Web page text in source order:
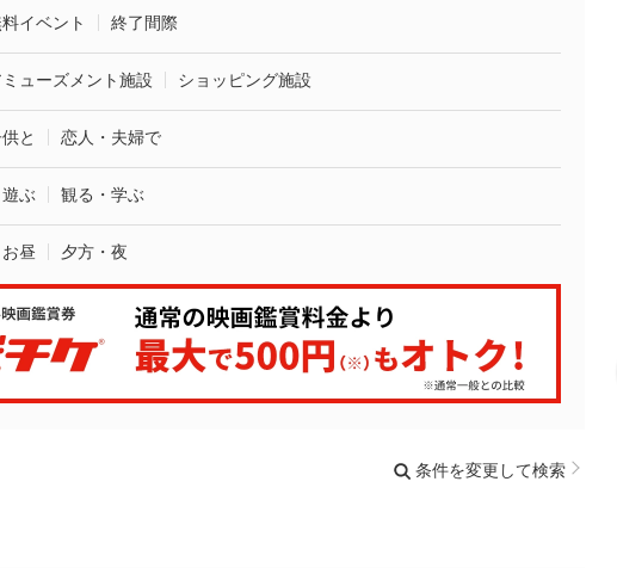
イベント 終了間際
ミューズメント施設 ショッピング施設
と 恋人・夫婦で
遊ぶ 観る・学ぶ
お昼 夕方・夜
条件を変更して検索